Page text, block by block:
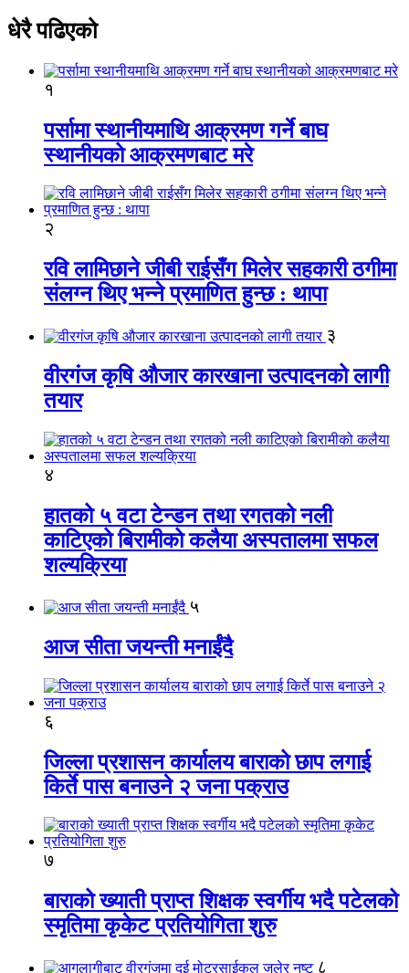
धेरै पढिएको
१
पर्सामा स्थानीयमाथि आक्रमण गर्ने बाघ
स्थानीयको आक्रमणबाट मरे
२
रवि लामिछाने जीबी राईसँग मिलेर सहकारी ठगीमा
संलग्न थिए भन्ने प्रमाणित हुन्छ : थापा
३
वीरगंज कृषि औजार कारखाना उत्पादनको लागी
तयार
४
हातको ५ वटा टेन्डन तथा रगतको नली
काटिएको बिरामीको कलैया अस्पतालमा सफल
शल्यक्रिया
५
आज सीता जयन्ती मनाईंदै
६
जिल्ला प्रशासन कार्यालय बाराको छाप लगाई
किर्ते पास बनाउने २ जना पक्राउ
७
बाराको ख्याती प्राप्त शिक्षक स्वर्गीय भदै पटेलको
स्मृतिमा कृकेट प्रतियोगिता शुरु
८